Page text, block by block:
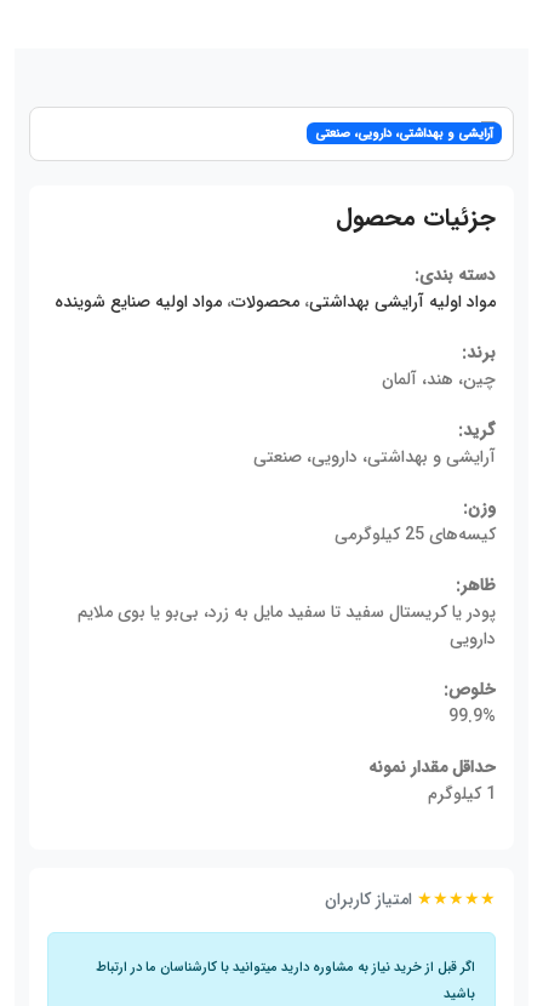
آرایشی و بهداشتی، دارویی، صنعتی
جزئیات محصول
دسته بندی:
مواد اولیه آرایشی بهداشتی، محصولات، مواد اولیه صنایع شوینده
برند:
چین، هند، آلمان
گرید:
آرایشی و بهداشتی، دارویی، صنعتی
وزن:
کیسه‌های 25 کیلوگرمی
ظاهر:
پودر یا کریستال سفید تا سفید مایل به زرد، بی‌بو یا بوی ملایم
دارویی
خلوص:
99.9%
حداقل مقدار نمونه
1 کیلوگرم
★★★★★ امتیاز کاربران
اگر قبل از خرید نیاز به مشاوره دارید میتوانید با کارشناسان ما در ارتباط
باشید